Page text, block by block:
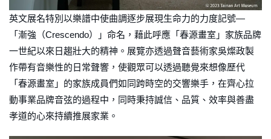
英文展名特別以樂譜中使曲調逐步展現生命力的力度記號—
「漸強（Crescendo）」命名，藉此呼應「春源畫室」家族品牌
一世紀以來日趨壯大的精神。展覽亦透過聲音藝術家吳燦政製
作帶有音樂性的日常聲響，使觀眾可以透過聽覺來想像歷代
「春源畫室」的家族成員們如同跨時空的交響樂手，在齊心拉
動事業品牌音弦的過程中，同時秉持誠信、品質、效率與善盡
孝道的心來持續推展家業。